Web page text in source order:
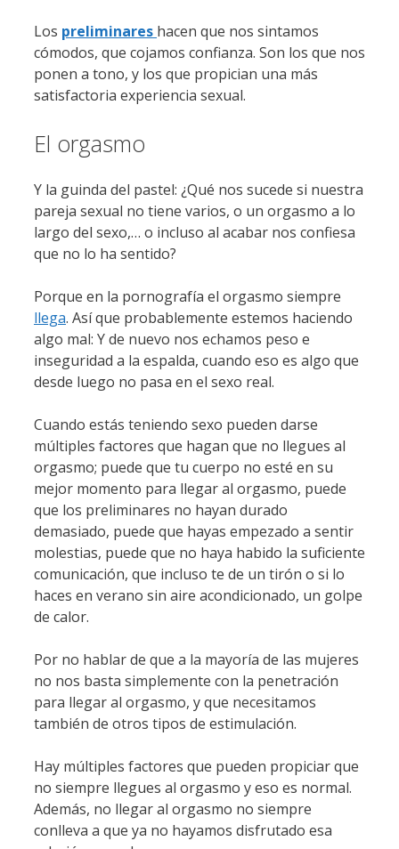
Los preliminares hacen que nos sintamos
cómodos, que cojamos confianza. Son los que nos
ponen a tono, y los que propician una más
satisfactoria experiencia sexual.
El orgasmo
Y la guinda del pastel: ¿Qué nos sucede si nuestra
pareja sexual no tiene varios, o un orgasmo a lo
largo del sexo,… o incluso al acabar nos confiesa
que no lo ha sentido?
Porque en la pornografía el orgasmo siempre
llega. Así que probablemente estemos haciendo
algo mal: Y de nuevo nos echamos peso e
inseguridad a la espalda, cuando eso es algo que
desde luego no pasa en el sexo real.
Cuando estás teniendo sexo pueden darse
múltiples factores que hagan que no llegues al
orgasmo; puede que tu cuerpo no esté en su
mejor momento para llegar al orgasmo, puede
que los preliminares no hayan durado
demasiado, puede que hayas empezado a sentir
molestias, puede que no haya habido la suficiente
comunicación, que incluso te de un tirón o si lo
haces en verano sin aire acondicionado, un golpe
de calor.
Por no hablar de que a la mayoría de las mujeres
no nos basta simplemente con la penetración
para llegar al orgasmo, y que necesitamos
también de otros tipos de estimulación.
Hay múltiples factores que pueden propiciar que
no siempre llegues al orgasmo y eso es normal.
Además, no llegar al orgasmo no siempre
conlleva a que ya no hayamos disfrutado esa